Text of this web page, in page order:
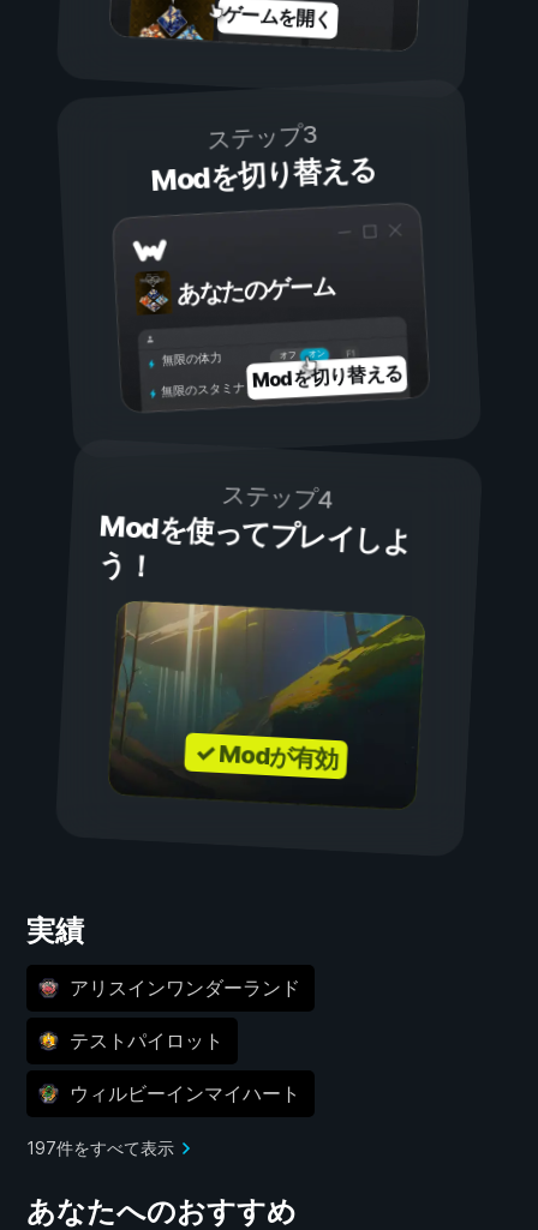
ゲームを開く
ステップ3
Modを切り替える
あなたのゲーム
オン
オフ
無限の体力
無限のスタミナ Modを切り替える
ステップ4
Modを使ってプレイしよ
う！
✓ Modが有効
実績
アリスインワンダーランド
テストパイロット
ウィルビーインマイハート
197件をすべて表示
あなたへのおすすめ